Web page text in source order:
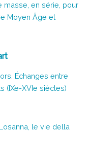
masse, en série, pour
Moyen Âge et
Échanges entre
(IXe-XVIe siècles)
le vie della